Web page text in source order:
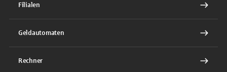
Filialen
Geldautomaten
Rechner